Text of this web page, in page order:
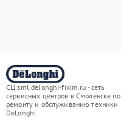
СЦ sml.delonghi-fixim.ru - сеть
сервисных центров в Смоленске по
ремонту и обслуживанию техники
DeLonghi